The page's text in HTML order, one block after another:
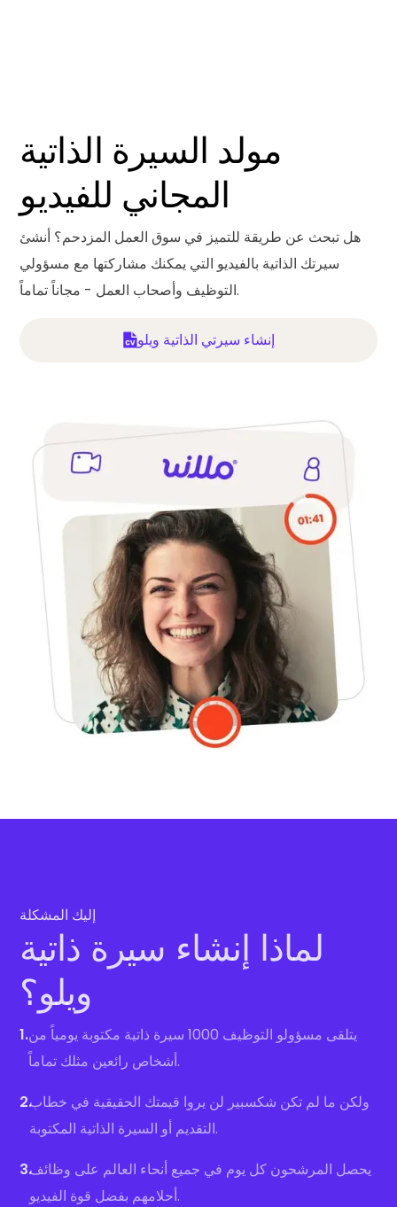
مولد السيرة الذاتية
المجاني للفيديو
هل تبحث عن طريقة للتميز في سوق العمل المزدحم؟ أنشئ
سيرتك الذاتية بالفيديو التي يمكنك مشاركتها مع مسؤولي
التوظيف وأصحاب العمل - مجاناً تماماً.
إنشاء سيرتي الذاتية ويلو
إليك المشكلة
لماذا إنشاء سيرة ذاتية
ويلو؟
1.يتلقى مسؤولو التوظيف 1000 سيرة ذاتية مكتوبة يومياً من
أشخاص رائعين مثلك تماماً.
2.ولكن ما لم تكن شكسبير لن يروا قيمتك الحقيقية في خطاب
التقديم أو السيرة الذاتية المكتوبة.
3.يحصل المرشحون كل يوم في جميع أنحاء العالم على وظائف
أحلامهم بفضل قوة الفيديو.